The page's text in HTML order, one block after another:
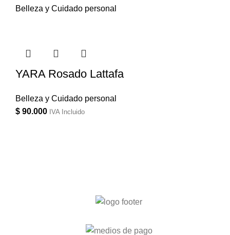
Belleza y Cuidado personal
YARA Rosado Lattafa
Belleza y Cuidado personal
$ 90.000 IVA Incluido